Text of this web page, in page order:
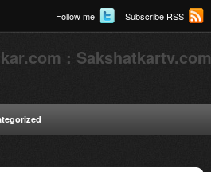
Follow me Subscribe RSS
: Sakshatkartv.com